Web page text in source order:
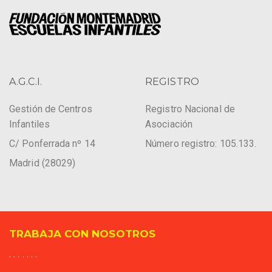
A.G.C.I.
Gestión de Centros
Infantiles
C/ Ponferrada nº 14
Madrid (28029)
REGISTRO
Registro Nacional de
Asociación
Número registro: 105.133.
TRABAJA CON NOSOTROS
. . . . . . .